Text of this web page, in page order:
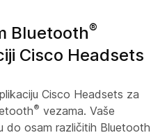
Bluetooth®
Cisco Headsets
Cisco Headsets za
® vezama. Vaše
do osam različitih Bluetooth